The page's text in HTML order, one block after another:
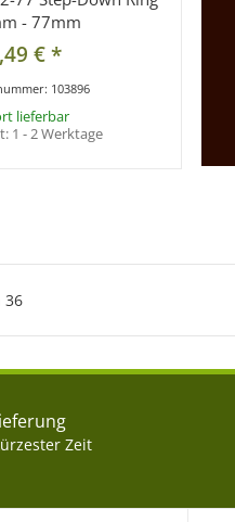
- 77mm
€*
103896
lieferbar
1 - 2 Werktage
36
Zeit